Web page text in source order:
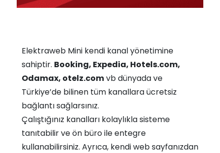
Elektraweb Mini kendi kanal yönetimine
sahiptir. Booking, Expedia, Hotels.com,
Odamax, otelz.comvb dünyada ve
Türkiye’de bilinen tüm kanallara ücretsiz
bağlantı sağlarsınız.
Çalıştığınız kanalları kolaylıkla sisteme
tanıtabilir ve ön büro ile entegre
kullanabilirsiniz. Ayrıca, kendi web sayfanızdan